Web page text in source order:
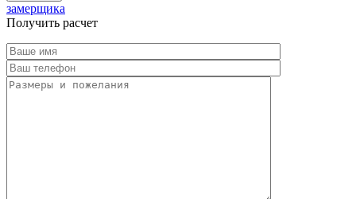
замерщика
Получить расчет